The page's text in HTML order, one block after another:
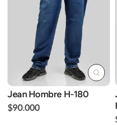
Jean Hombre H-180
$90.000